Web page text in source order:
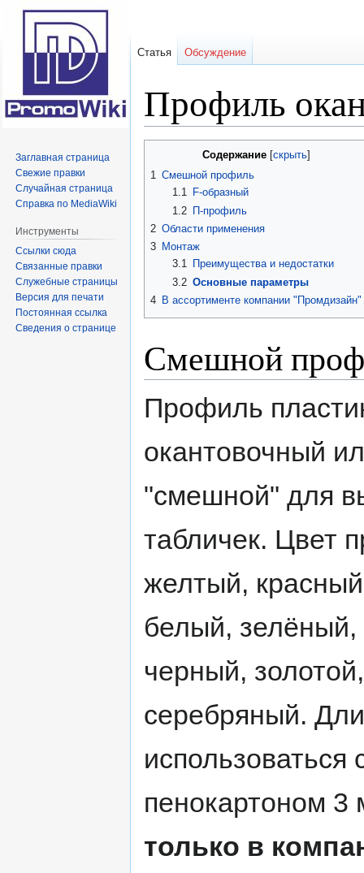
Профиль
Содержание
1 Смешной профиль
1.1
F-образный
1.2
П-профиль
2 Области применения
3 Монтаж
3.1
Преимущества и недостатки
3.2 Основные параметры
4 В ассортименте компании "Промдизайн"
Смешной
Профиль
окантовочный
"смешной" для
табличек. Цвет
желтый,
белый, зелёный,
черный, золотой,
серебряный.
использоваться
пенокартоном
только в
Статья Обсуждение
Заглавная страница
Свежие правки
Случайная страница
Справка по MediaWiki
Инструменты
Ссылки сюда
Связанные правки
Служебные страницы
Версия для печати
Постоянная ссылка
Сведения о странице